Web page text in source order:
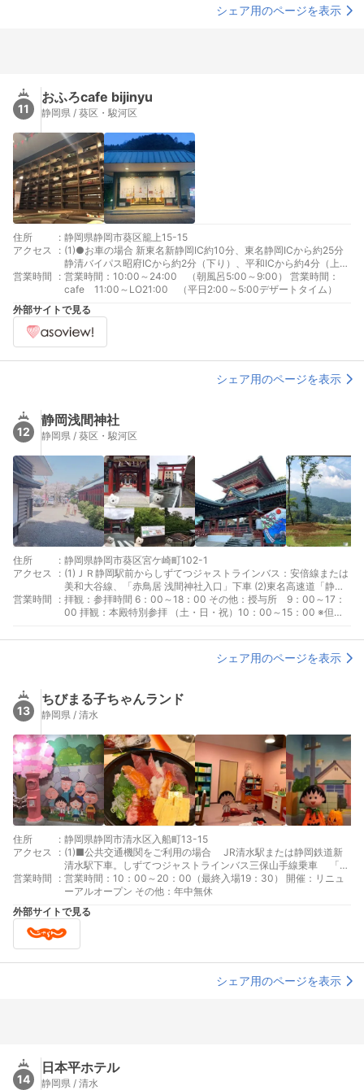
シェア用のページを表示
11
おふろcafe bijinyu
静岡県 / 葵区・駿河区
住所 : 静岡県静岡市葵区籠上15-15
アクセス
: (1)●お車の場合 新東名新静岡IC約10分、東名静岡ICから約25分
静清バイパス昭府ICから約2分（下り）、平和ICから約4分（上
り） 駐車場：130台（無料） ●静岡駅からバスの場合 静岡駅北
口より9番乗り場 静鉄バス安部線・美和大谷線「妙見下」バス停
下車、北方向へ徒歩約1分 ●静岡駅からタクシーの場合 静岡駅北
口より約10分（約2.6km)
営業時間 : 営業時間：10:00～24:00 （朝風呂5:00～9:00） 営業時間：
cafe 11:00～LO21:00 （平日2:00～5:00デザートタイム）
外部サイトで見る
シェア用のページを表示
12
静岡浅間神社
静岡県 / 葵区・駿河区
住所 : 静岡県静岡市葵区宮ケ崎町102-1
アクセス
: (1)ＪＲ静岡駅前からしずてつジャストラインバス：安倍線または
美和大谷線、「赤鳥居 浅間神社入口」下車 (2)東名高速道「静岡
IC」から車で約２０分、新東名高速道「新静岡IC」から車で約１
５分
営業時間 : 拝観：参拝時間 6：00～18：00 その他：授与所 9：00～17：
00 拝観：本殿特別参拝 （土・日・祝）10：00～15：00 ※但し
シェア用のページを表示
13
ちびまる子ちゃんランド
静岡県 / 清水
住所 : 静岡県静岡市清水区入船町13-15
アクセス
: (1)■公共交通機関をご利用の場合 JR清水駅または静岡鉄道新
清水駅下車。しずてつジャストラインバス三保山手線乗車 「波
止場・フェルケール博物館」下車徒歩1分 ■無料シャトルバスの
ご案内 JR清水駅～静岡鉄道新清水駅～エスパルスドリームプ
ラザ間を夜10時台まで運行中。 毎日運行所要時間約10分 ■お
車をご利用の場合 東名高速道路清水インターより、しみずマリ
ンロード経由約10分
営業時間 : 営業時間：10：00～20：00（最終入場19：30） 開催：リニュ
ーアルオープン その他：年中無休
外部サイトで見る
シェア用のページを表示
14
日本平ホテル
静岡県 / 清水